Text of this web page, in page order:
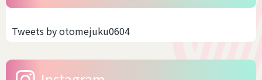
Tweets by otomejuku0604